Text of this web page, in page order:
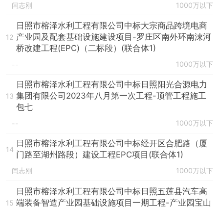
闫志刚 1000万以下
12
日照市榕泽水利工程有限公司中标大宗商品跨境电商
产业园及配套基础设施建设项目-罗庄区南外环南涑河
桥改建工程(EPC)（二标段）(联合体1)
-- 1000万以下
13
日照市榕泽水利工程有限公司中标日照阳光合源电力
集团有限公司2023年八月第一次工程-顶管工程施工
包七
-- 1000万以下
14
日照市榕泽水利工程有限公司中标经开区合肥路（厦
门路至湖州路段）建设工程EPC项目(联合体1)
闫志刚 1000万以下
15
日照市榕泽水利工程有限公司中标日照五莲县汽车高
端装备智造产业园基础设施项目一期工程-产业园宝山